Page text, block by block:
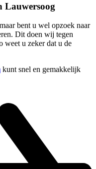
Lauwersoog
bent u wel opzoek naar
Dit doen wij tegen
weet u zeker dat u de
kunt snel en gemakkelijk